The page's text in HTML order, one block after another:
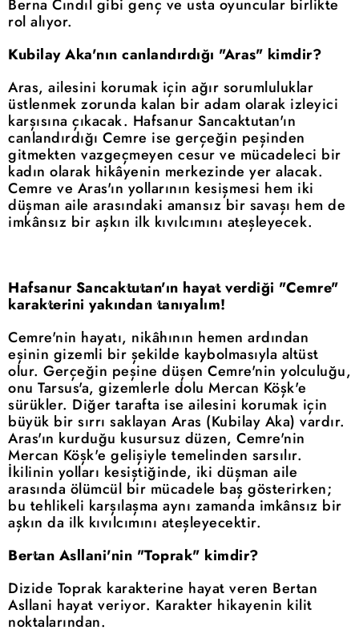
Berna Cındıl gibi genç ve usta oyuncular birlikte
rol alıyor.
Kubilay Aka'nın canlandırdığı "Aras" kimdir?
Aras, ailesini korumak için ağır sorumluluklar
üstlenmek zorunda kalan bir adam olarak izleyici
karşısına çıkacak. Hafsanur Sancaktutan'ın
canlandırdığı Cemre ise gerçeğin peşinden
gitmekten vazgeçmeyen cesur ve mücadeleci bir
kadın olarak hikâyenin merkezinde yer alacak.
Cemre ve Aras'ın yollarının kesişmesi hem iki
düşman aile arasındaki amansız bir savaşı hem de
imkânsız bir aşkın ilk kıvılcımını ateşleyecek.
Hafsanur Sancaktutan'ın hayat verdiği "Cemre"
karakterini yakından tanıyalım!
Cemre'nin hayatı, nikâhının hemen ardından
eşinin gizemli bir şekilde kaybolmasıyla altüst
olur. Gerçeğin peşine düşen Cemre'nin yolculuğu,
onu Tarsus'a, gizemlerle dolu Mercan Köşk'e
sürükler. Diğer tarafta ise ailesini korumak için
büyük bir sırrı saklayan Aras (Kubilay Aka) vardır.
Aras'ın kurduğu kusursuz düzen, Cemre'nin
Mercan Köşk'e gelişiyle temelinden sarsılır.
İkilinin yolları kesiştiğinde, iki düşman aile
arasında ölümcül bir mücadele baş gösterirken;
bu tehlikeli karşılaşma aynı zamanda imkânsız bir
aşkın da ilk kıvılcımını ateşleyecektir.
Bertan Asllani'nin "Toprak" kimdir?
Dizide Toprak karakterine hayat veren Bertan
Asllani hayat veriyor. Karakter hikayenin kilit
noktalarından.